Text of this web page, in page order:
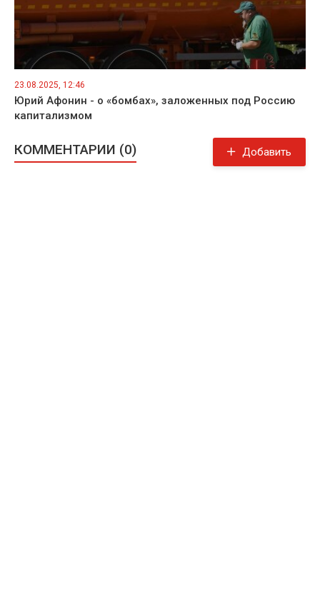
23.08.2025, 12:46
Юрий Афонин - о «бомбах», заложенных под Россию
капитализмом
КОММЕНТАРИИ (0) Добавить